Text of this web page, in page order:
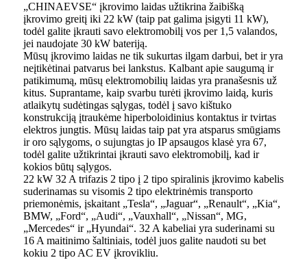
„CHINAEVSE“ įkrovimo laidas užtikrina žaibišką
įkrovimo greitį iki 22 kW (taip pat galima įsigyti 11 kW),
todėl galite įkrauti savo elektromobilį vos per 1,5 valandos,
jei naudojate 30 kW bateriją.
Mūsų įkrovimo laidas ne tik sukurtas ilgam darbui, bet ir yra
neįtikėtinai patvarus bei lankstus. Kalbant apie saugumą ir
patikimumą, mūsų elektromobilių laidas yra pranašesnis už
kitus. Suprantame, kaip svarbu turėti įkrovimo laidą, kuris
atlaikytų sudėtingas sąlygas, todėl į savo kištuko
konstrukciją įtraukėme hiperboloidinius kontaktus ir tvirtas
elektros jungtis. Mūsų laidas taip pat yra atsparus smūgiams
ir oro sąlygoms, o sujungtas jo IP apsaugos klasė yra 67,
todėl galite užtikrintai įkrauti savo elektromobilį, kad ir
kokios būtų sąlygos.
22 kW 32 A trifazis 2 tipo į 2 tipo spiralinis įkrovimo kabelis
suderinamas su visomis 2 tipo elektrinėmis transporto
priemonėmis, įskaitant „Tesla“, „Jaguar“, „Renault“, „Kia“,
BMW, „Ford“, „Audi“, „Vauxhall“, „Nissan“, MG,
„Mercedes“ ir „Hyundai“. 32 A kabeliai yra suderinami su
16 A maitinimo šaltiniais, todėl juos galite naudoti su bet
kokiu 2 tipo AC EV įkrovikliu.